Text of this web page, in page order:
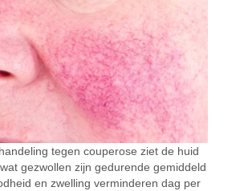
tegen couperose ziet de huid
gezwollen zijn gedurende gemiddeld
en zwelling verminderen dag per